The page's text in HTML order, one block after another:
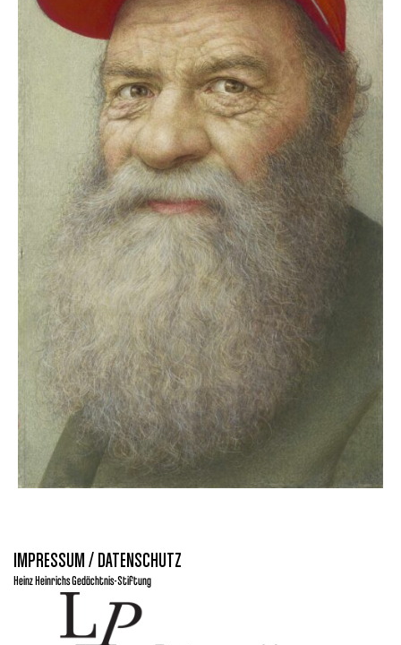
IMPRESSUM / DATENSCHUTZ
Heinz Heinrichs Gedächtnis-Stiftung